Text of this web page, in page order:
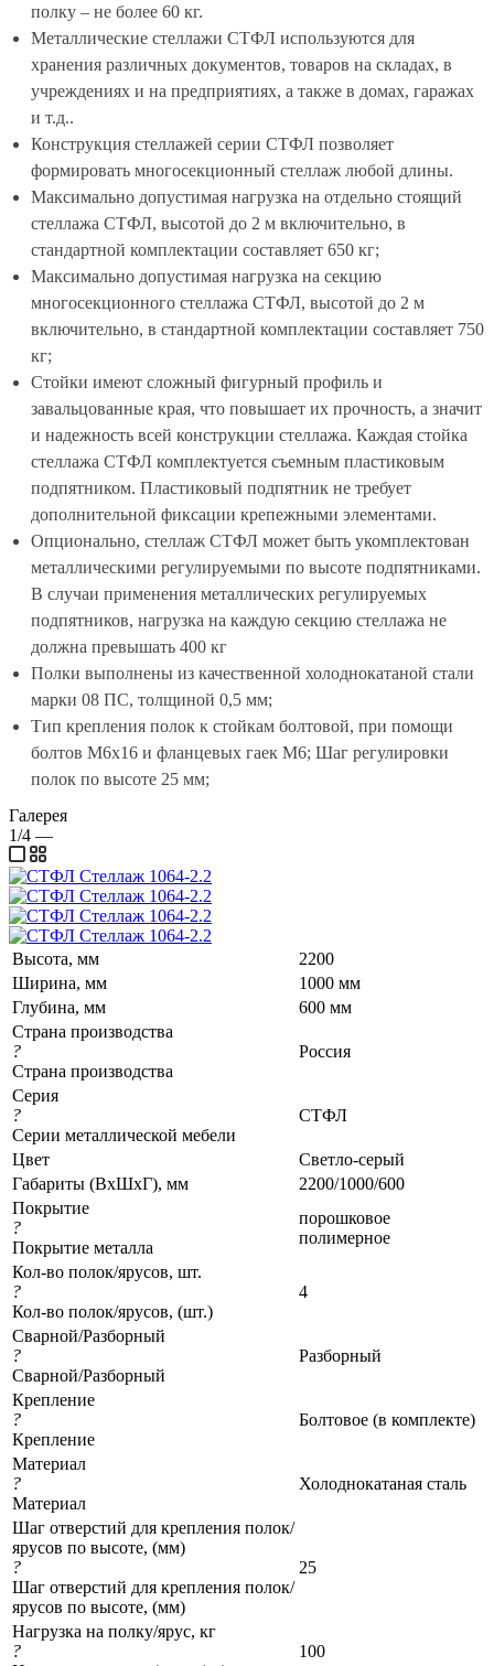
полку – не более 60 кг.
Металлические стеллажи СТФЛ используются для
хранения различных документов, товаров на складах, в
учреждениях и на предприятиях, а также в домах, гаражах
и т.д..
Конструкция стеллажей серии СТФЛ позволяет
формировать многосекционный стеллаж любой длины.
Максимально допустимая нагрузка на отдельно стоящий
стеллажа СТФЛ, высотой до 2 м включительно, в
стандартной комплектации составляет 650 кг;
Максимально допустимая нагрузка на секцию
многосекционного стеллажа СТФЛ, высотой до 2 м
включительно, в стандартной комплектации составляет 750
кг;
Стойки имеют сложный фигурный профиль и
завальцованные края, что повышает их прочность, а значит
и надежность всей конструкции стеллажа. Каждая стойка
стеллажа СТФЛ комплектуется съемным пластиковым
подпятником. Пластиковый подпятник не требует
дополнительной фиксации крепежными элементами.
Опционально, стеллаж СТФЛ может быть укомплектован
металлическими регулируемыми по высоте подпятниками.
В случаи применения металлических регулируемых
подпятников, нагрузка на каждую секцию стеллажа не
должна превышать 400 кг
Полки выполнены из качественной холоднокатаной стали
марки 08 ПС, толщиной 0,5 мм;
Тип крепления полок к стойкам болтовой, при помощи
болтов М6х16 и фланцевых гаек М6; Шаг регулировки
полок по высоте 25 мм;
Галерея
1/4 —
Высота, мм
2200
Ширина, мм
1000 мм
Глубина, мм
600 мм
Страна производства
?
Страна производства
Россия
Серия
?
Серии металлической мебели
СТФЛ
Цвет
Светло-серый
Габариты (ВхШхГ), мм
2200/1000/600
Покрытие
?
Покрытие металла
порошковое
полимерное
Кол-во полок/ярусов, шт.
?
Кол-во полок/ярусов, (шт.)
4
Сварной/Разборный
?
Сварной/Разборный
Разборный
Крепление
?
Крепление
Болтовое (в комплекте)
Материал
?
Материал
Холоднокатаная сталь
Шаг отверстий для крепления полок/
ярусов по высоте, (мм)
?
Шаг отверстий для крепления полок/
ярусов по высоте, (мм)
25
Нагрузка на полку/ярус, кг
?
100